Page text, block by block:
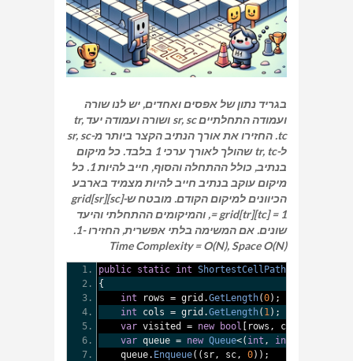
בגריד נתון של אפסים ואחדים, יש לנו שורה
ועמודה התחלתיים sr, sc ושורה ועמודה יעד tr,
tc. החזירו את אורך הנתיב הקצר ביותר מ-sr, sc
ל-tr, tc שהולך לאורך ערכי 1 בלבד. כל מיקום
בנתיב, כולל ההתחלה והסוף, חייב להיות 1. כל
מיקום עוקב בנתיב חייב להיות מצמיד בארבע
הכיוונים למיקום הקודם. מובטח ש-grid[sr][sc]
= grid[tr][tc] = 1, והמיקומים ההתחלתי והיעד
שונים. אם המשימה בלתי אפשרית, החזירו -1.
Time Complexity = O(N), Space O(N)
public static int ShortestCellPath
{
int rows = grid .GetLength(0);
int cols = grid .GetLength( 1);
var visited = new bool rows , cols
var queue = new Queue<( int , int
    queue
. Enqueue(( sr, sc, 0));